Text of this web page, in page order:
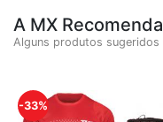
A MX Recomenda
Alguns produtos sugeridos
-33%